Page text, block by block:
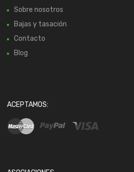
Sobre nosotros
Bajas y tasación
Contacto
Blog
ACEPTAMOS: